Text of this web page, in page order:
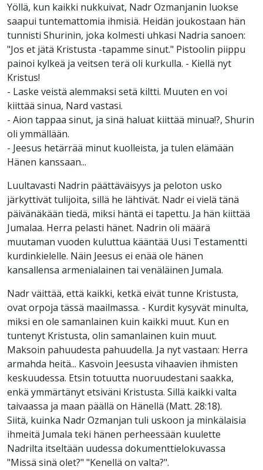
Yöllä, kun kaikki nukkuivat, Nadr Ozmanjanin luokse
saapui tuntemattomia ihmisiä. Heidän joukostaan hän
tunnisti Shurinin, joka kolmesti uhkasi Nadria sanoen:
"Jos et jätä Kristusta -tapamme sinut." Pistoolin piippu
painoi kylkeä ja veitsen terä oli kurkulla. - Kiellä nyt
Kristus!
- Laske veistä alemmaksi setä kiltti. Muuten en voi
kiittää sinua, Nard vastasi.
- Aion tappaa sinut, ja sinä haluat kiittää minua!?, Shurin
oli ymmällään.
- Jeesus hetärrää minut kuolleista, ja tulen elämään
Hänen kanssaan...
Luultavasti Nadrin päättäväisyys ja peloton usko
järkyttivät tulijoita, sillä he lähtivät. Nadr ei vielä tänä
päivänäkään tiedä, miksi häntä ei tapettu. Ja hän kiittää
Jumalaa. Herra pelasti hänet. Nadrin oli määrä
muutaman vuoden kuluttua kääntää Uusi Testamentti
kurdinkielelle. Näin Jeesus ei enää ole hänen
kansallensa armenialainen tai venäläinen Jumala.
Nadr väittää, että kaikki, ketkä eivät tunne Kristusta,
ovat orpoja tässä maailmassa. - Kurdit kysyvät minulta,
miksi en ole samanlainen kuin kaikki muut. Kun en
tuntenyt Kristusta, olin samanlainen kuin muut.
Maksoin pahuudesta pahuudella. Ja nyt vastaan: Herra
armahda heitä... Kasvoin Jeesusta vihaavien ihmisten
keskuudessa. Etsin totuutta nuoruudestani saakka,
enkä ymmärtänyt etsiväni Kristusta. Sillä kaikki valta
taivaassa ja maan päällä on Hänellä (Matt. 28:18).
Siitä, kuinka Nadr Ozmanjan tuli uskoon ja minkälaisia
ihmeitä Jumala teki hänen perheessään kuulette
Nadrilta itseltään uudessa dokumenttielokuvassa
"Missä sinä olet?" "Kenellä on valta?".